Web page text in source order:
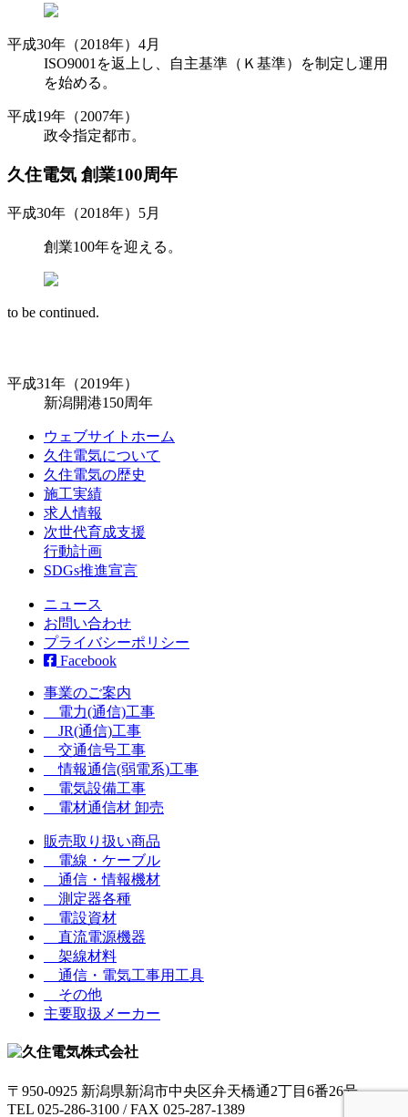
平成30年（2018年）4月
ISO9001を返上し、自主基準（Ｋ基準）を制定し運用
を始める。
平成19年（2007年）
政令指定都市。
久住電気 創業100周年
平成30年（2018年）5月
創業100年を迎える。
to be continued.
平成31年（2019年）
新潟開港150周年
ウェブサイトホーム
久住電気について
久住電気の歴史
施工実績
求人情報
次世代育成支援
行動計画
SDGs推進宣言
ニュース
お問い合わせ
プライバシーポリシー
Facebook
事業のご案内
電力(通信)工事
JR(通信)工事
交通信号工事
情報通信(弱電系)工事
電気設備工事
電材通信材 卸売
販売取り扱い商品
電線・ケーブル
通信・情報機材
測定器各種
電設資材
直流電源機器
架線材料
通信・電気工事用工具
その他
主要取扱メーカー
〒950-0925 新潟県新潟市中央区弁天橋通2丁目6番26号
TEL 025-286-3100 / FAX 025-287-1389